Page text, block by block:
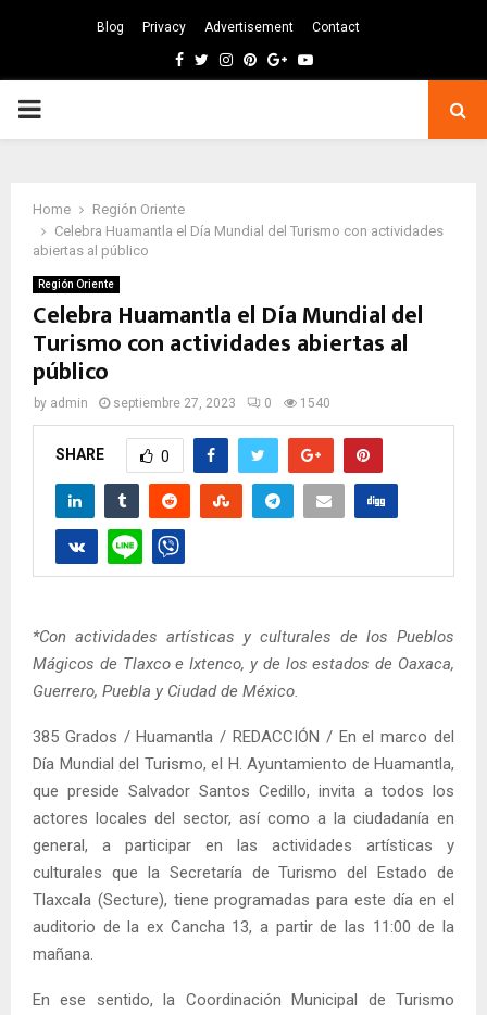
Blog Privacy Advertisement Contact
Facebook
TwitterInstagram
Pinterest
GoogleYoutube
PRIMARY
Home
Región Oriente
Celebra Huamantla el Día Mundial del Turismo con actividades
abiertas al público
Región Oriente
Celebra Huamantla el Día Mundial del
Turismo con actividades abiertas al
público
by admin septiembre 27, 2023 0 1540
SHARE 0
*Con actividades artísticas y culturales de los Pueblos
Mágicos de Tlaxco e Ixtenco, y de los estados de Oaxaca,
Guerrero, Puebla y Ciudad de México.
385 Grados / Huamantla / REDACCIÓN / En el marco del
Día Mundial del Turismo, el H. Ayuntamiento de Huamantla,
que preside Salvador Santos Cedillo, invita a todos los
actores locales del sector, así como a la ciudadanía en
general, a participar en las actividades artísticas y
culturales que la Secretaría de Turismo del Estado de
Tlaxcala (Secture), tiene programadas para este día en el
auditorio de la ex Cancha 13, a partir de las 11:00 de la
mañana.
En ese sentido, la Coordinación Municipal de Turismo